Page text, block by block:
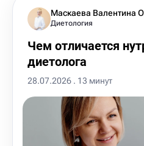
Маскаева Валентина
Диетология
Чем отличается
диетолога
28.07.2026 . 13 минут